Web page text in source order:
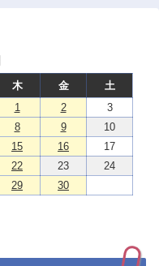
木 金
土
1
2
3
8 9
10
15 16
17
22 23
24
29 30